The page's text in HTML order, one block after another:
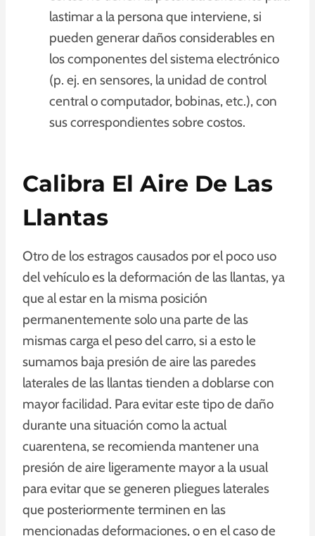
lastimar a la persona que interviene, si
pueden generar daños considerables en
los componentes del sistema electrónico
(p. ej. en sensores, la unidad de control
central o computador, bobinas, etc.), con
sus correspondientes sobre costos.
Calibra El Aire De Las
Llantas
Otro de los estragos causados por el poco uso
del vehículo es la deformación de las llantas, ya
que al estar en la misma posición
permanentemente solo una parte de las
mismas carga el peso del carro, si a esto le
sumamos baja presión de aire las paredes
laterales de las llantas tienden a doblarse con
mayor facilidad. Para evitar este tipo de daño
durante una situación como la actual
cuarentena, se recomienda mantener una
presión de aire ligeramente mayor a la usual
para evitar que se generen pliegues laterales
que posteriormente terminen en las
mencionadas deformaciones, o en el caso de